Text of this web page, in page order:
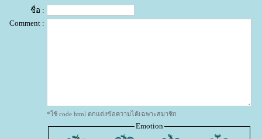
ชื่อ :
Comment :
*ใช้ code html ตกแต่งข้อความได้เฉพาะสมาชิก
Emotion